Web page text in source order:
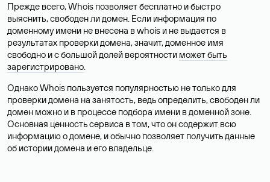
Прежде всего, Whois позволяет бесплатно и быстро
выяснить, свободен ли домен. Если информация по
доменному имени не внесена в whois и не выдается в
результатах проверки домена, значит, доменное имя
свободно и с большой долей вероятности может быть
зарегистрировано.
Однако Whois пользуется популярностью не только для
проверки домена на занятость, ведь определить, свободен ли
домен можно и в процессе подбора имени в доменной зоне.
Основная ценность сервиса в том, что он содержит всю
информацию о домене, и обычно позволяет получить данные
об истории домена и его владельце.